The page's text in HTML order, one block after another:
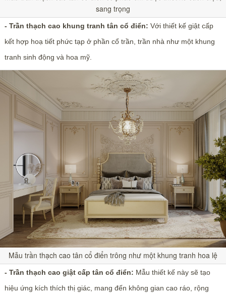
sang trọng
- Trần thạch cao khung tranh tân cổ điển: Với thiết kế giật cấp
kết hợp hoạ tiết phức tạp ở phần cổ trần, trần nhà như một khung
tranh sinh động và hoa mỹ.
Mẫu trần thạch cao tân cổ điển trông như một khung tranh hoa lệ
- Trần thạch cao giật cấp tân cổ điển: Mẫu thiết kế này sẽ tạo
hiệu ứng kích thích thị giác, mang đến không gian cao ráo, rộng